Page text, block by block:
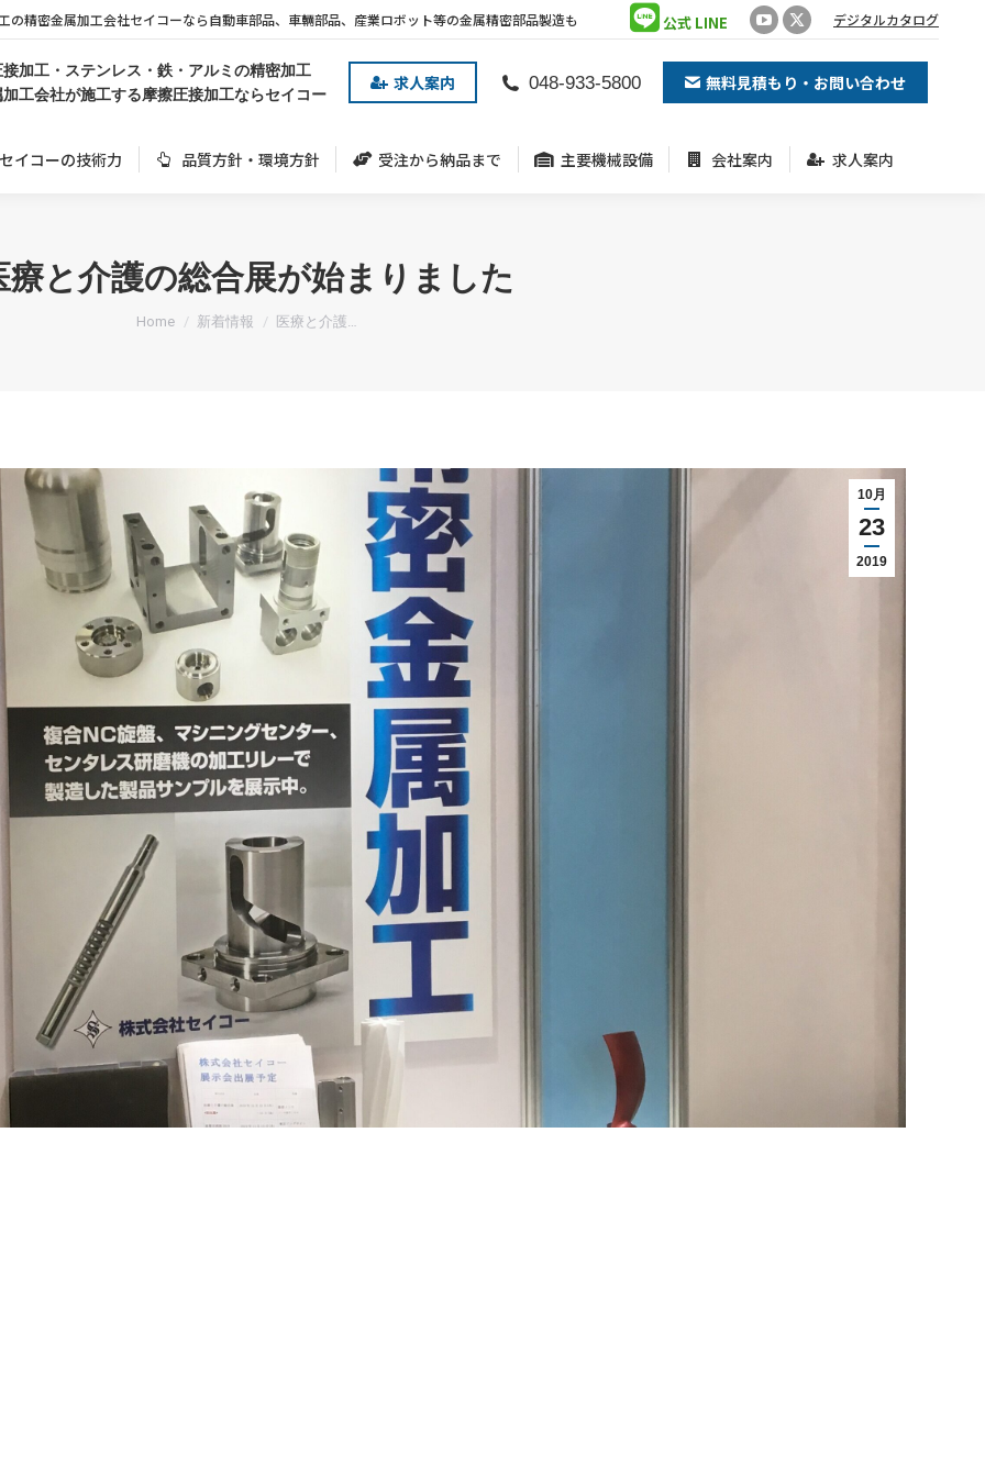
精密金属加工会社セイコーなら自動車部品、車輛部品、産業ロボット等の金属精密部品製造も 公式 LINE
YouTube
page
opens
new
window
X
page
opens
デジタルカタログ
加工・ステンレス・鉄・アルミの精密加工
工会社が施工する摩擦圧接加工ならセイコー
求人案内 048-933-5800 無料見積もり・お問い合わせ
セイコーの技術力 品質方針・環境方針 受注から納品まで 主要機械設備 会社案内 求人案内
療と介護の総合展が始まりました
You are here:
Home 新着情報 医療と介護…
10月
23
2019
セイコーの技術力 品質方針・環境方針 受注から納品まで 主要機械設備 会社案内 求人案内